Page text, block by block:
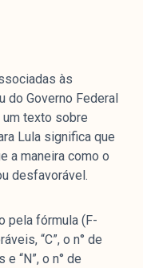
às
Governo Federal
texto sobre
Lula significa que
a maneira como o
desfavorável.
pela fórmula (F-
“C”, o n° de
e “N”, o n° de